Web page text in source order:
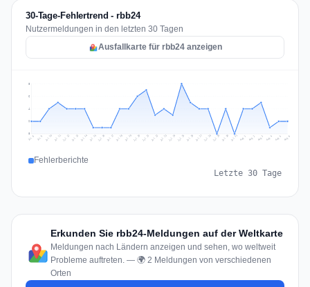
30-Tage-Fehlertrend - rbb24
Nutzermeldungen in den letzten 30 Tagen
Ausfallkarte für rbb24 anzeigen
2
4
6
8
Jul 8 Jul 9 Jul 10 Jul 11 Jul 12 Jul 13 Jul 14 Jul 15 Jul 16 Jul 17 Jul 18 Jul 19 Jul 20 Jul 21 Jul 22 Jul 23 Jul 24 Jul 25 Jul 26 Jul 27 Jul 28 Jul 29 Jul 30 Jul 31 Aug 1 Aug 2 Aug 3 Aug 4 Aug 5 Aug 6
Fehlerberichte
Letzte 30 Tage
Erkunden Sie rbb24-Meldungen auf der Weltkarte
Meldungen nach Ländern anzeigen und sehen, wo weltweit
Probleme auftreten. — 🌍 2 Meldungen von verschiedenen
Orten